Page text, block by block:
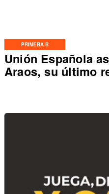
PRIMERA B
Unión Española
Araos, su último